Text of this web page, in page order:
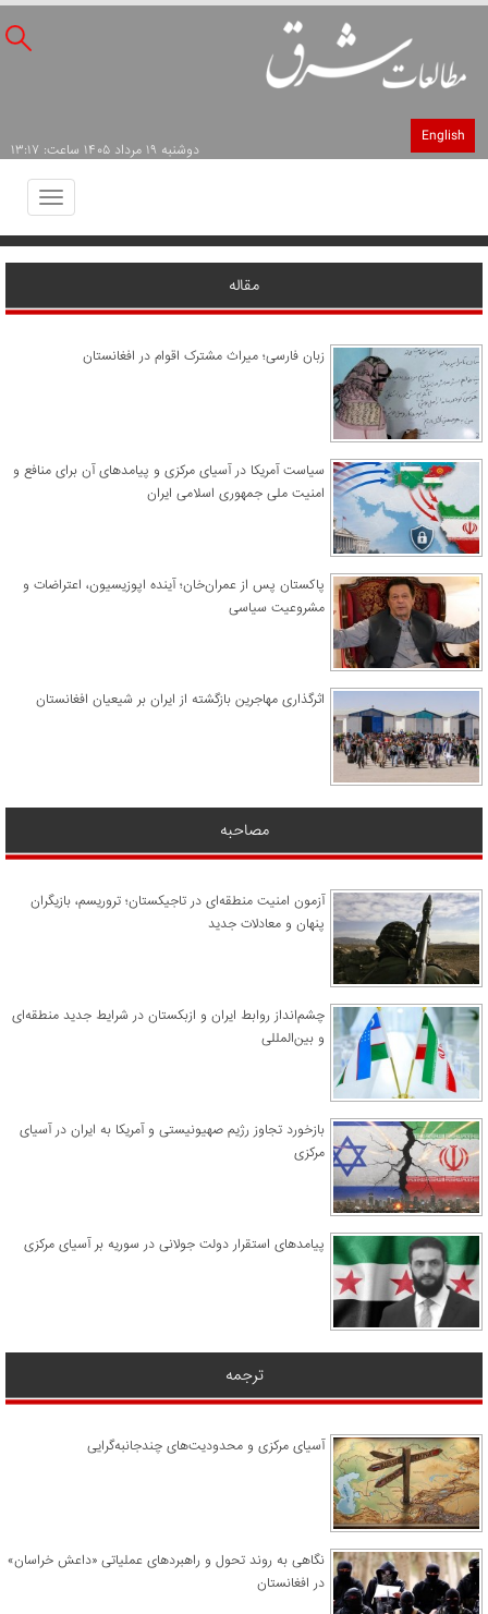
English
دوشنبه ۱۹ مرداد ۱۴۰۵ ساعت: ۱۳:۱۷
Toggle
مقاله
زبان فارسی؛ میراث مشترک اقوام در افغانستان
سیاست آمریکا در آسیای مرکزی و پیامدهای آن برای منافع و
امنیت ملی جمهوری اسلامی ایران
پاکستان پس از عمران‌خان؛ آینده اپوزیسیون، اعتراضات و
مشروعیت سیاسی
اثرگذاری مهاجرین بازگشته از ایران بر شیعیان افغانستان
مصاحبه
آزمون امنیت منطقه‌ای در تاجیکستان؛ تروریسم، بازیگران
پنهان و معادلات جدید
چشم‌انداز روابط ایران و ازبکستان در شرایط جدید منطقه‌ای
و بین‌المللی
​بازخورد تجاوز رژیم صهیونیستی و آمریکا به ایران در آسیای
مرکزی
پیامدهای استقرار دولت جولانی در سوریه بر آسیای مرکزی
ترجمه
آسیای مرکزی و محدودیت‌های چندجانبه‌گرایی
نگاهی به روند تحول و راهبردهای عملیاتی «داعش خراسان»
در افغانستان